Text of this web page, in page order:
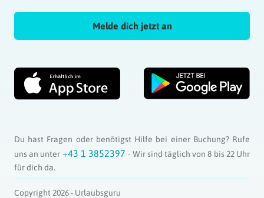
Melde dich jetzt an
Du hast Fragen oder benötigst Hilfe bei einer Buchung? Rufe
uns an unter +43 1 3852397- Wir sind täglich von 8 bis 22 Uhr
für dich da.
Copyright 2026 - Urlaubsguru